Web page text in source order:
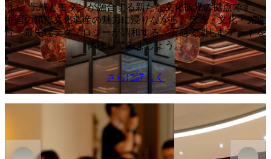
い、伝統とモダンが融合する新たな文化観光の拠点です。
中国の無形文化遺産の魅力に浸りながら、伝統・文化・先進
性・最先端テクノロジーが調和する、五感で楽しむアートを
体験してみましょう。
さらに詳しく